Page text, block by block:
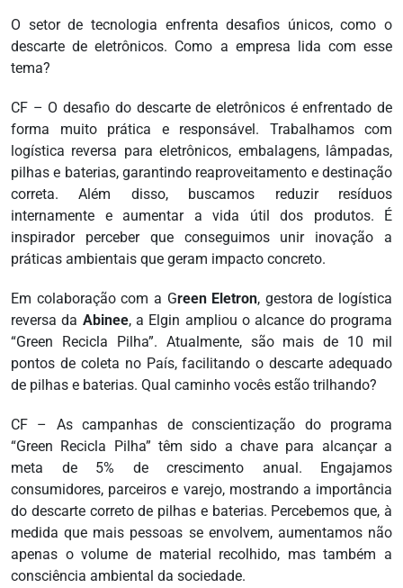
O setor de tecnologia enfrenta desafios únicos, como o
descarte de eletrônicos. Como a empresa lida com esse
tema?
CF – O desafio do descarte de eletrônicos é enfrentado de
forma muito prática e responsável. Trabalhamos com
logística reversa para eletrônicos, embalagens, lâmpadas,
pilhas e baterias, garantindo reaproveitamento e destinação
correta. Além disso, buscamos reduzir resíduos
internamente e aumentar a vida útil dos produtos. É
inspirador perceber que conseguimos unir inovação a
práticas ambientais que geram impacto concreto.
Em colaboração com a Green Eletron, gestora de logística
reversa da Abinee, a Elgin ampliou o alcance do programa
“Green Recicla Pilha”. Atualmente, são mais de 10 mil
pontos de coleta no País, facilitando o descarte adequado
de pilhas e baterias. Qual caminho vocês estão trilhando?
CF – As campanhas de conscientização do programa
“Green Recicla Pilha” têm sido a chave para alcançar a
meta de 5% de crescimento anual. Engajamos
consumidores, parceiros e varejo, mostrando a importância
do descarte correto de pilhas e baterias. Percebemos que, à
medida que mais pessoas se envolvem, aumentamos não
apenas o volume de material recolhido, mas também a
consciência ambiental da sociedade.